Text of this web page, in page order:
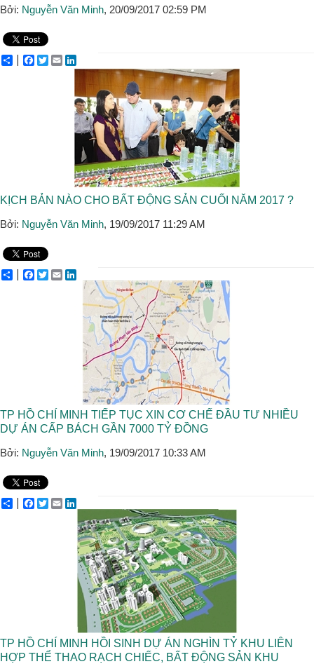
Bởi: Nguyễn Văn Minh, 20/09/2017 02:59 PM
ShareFacebook
Twitter
Email
KỊCH BẢN NÀO CHO BẤT ĐỘNG SẢN CUỐI NĂM 2017 ?
Bởi: Nguyễn Văn Minh, 19/09/2017 11:29 AM
ShareFacebook
Twitter
Email
TP HỒ CHÍ MINH TIẾP TỤC XIN CƠ CHẾ ĐẦU TƯ NHIỀU
DỰ ÁN CẤP BÁCH GẦN 7000 TỶ ĐỒNG
Bởi: Nguyễn Văn Minh, 19/09/2017 10:33 AM
ShareFacebook
Twitter
Email
TP HỒ CHÍ MINH HỒI SINH DỰ ÁN NGHÌN TỶ KHU LIÊN
HỢP THỂ THAO RẠCH CHIẾC, BẤT ĐỘNG SẢN KHU